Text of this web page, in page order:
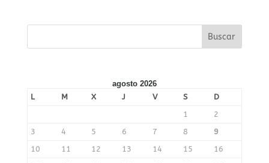
agosto 2026
L
M X J V S
D
1
2
3
4 5 6 7 8
9
10
11 12 13 14 15
16